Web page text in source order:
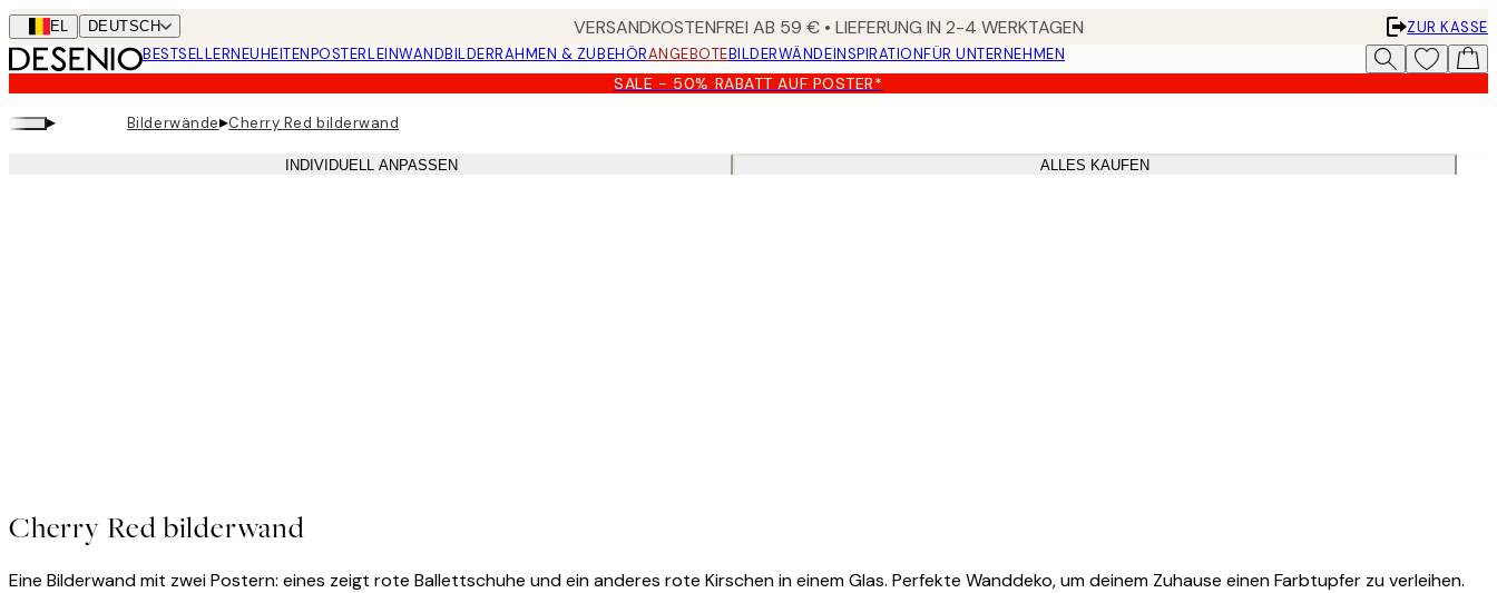
Skip
to
main
content.
BEL DEUTSCH VERSANDKOSTENFREI AB 59 € • LIEFERUNG IN 2-4 WERKTAGEN
ZUR KASSE
BESTSELLERNEUHEITENPOSTERLEINWANDBILDERRAHMEN & ZUBEHÖRANGEBOTEBILDERWÄNDEINSPIRATIONFÜR UNTERNEHMEN
SALE - 50% RABATT AUF POSTER*
▸ Bilderwände▸Cherry Red bilderwand
INDIVIDUELL ANPASSEN ALLES KAUFEN
Cherry Red bilderwand
Eine Bilderwand mit zwei Postern: eines zeigt rote Ballettschuhe und ein anderes rote Kirschen in einem Glas. Perfekte Wanddeko, um deinem Zuhause einen Farbtupfer zu verleihen.